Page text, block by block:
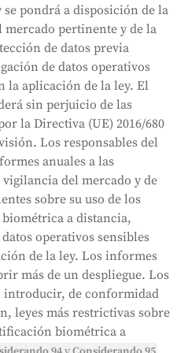
pondrá a disposición de la
pertinente y de la
de datos previa
de datos operativos
la aplicación de la ley. El
sin perjuicio de las
la Directiva (UE) 2016/680
Los responsables del
anuales a las
del mercado y de
sobre su uso de los
a distancia,
operativos sensibles
de la ley. Los informes
más de un despliegue. Los
introducir, de conformidad
leyes más restrictivas sobre
biométrica a